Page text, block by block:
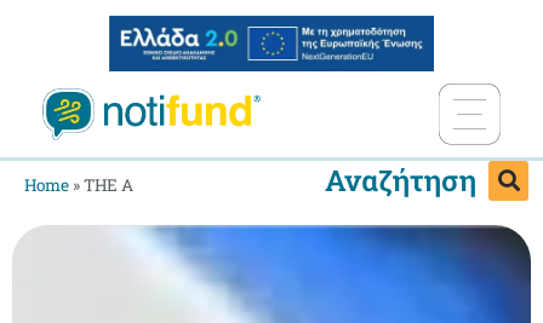
Home »THE A Αναζήτηση